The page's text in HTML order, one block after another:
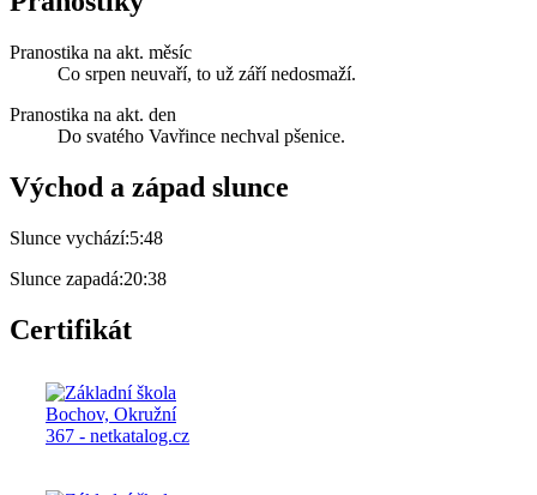
Pranostika na akt. měsíc
Co srpen neuvaří, to už září nedosmaží.
Pranostika na akt. den
Do svatého Vavřince nechval pšenice.
Východ a západ slunce
Slunce vychází:5:48
Slunce zapadá:20:38
Certifikát